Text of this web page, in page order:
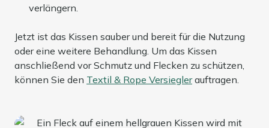
verlängern.
Jetzt ist das Kissen sauber und bereit für die Nutzung
oder eine weitere Behandlung. Um das Kissen
anschließend vor Schmutz und Flecken zu schützen,
können Sie den Textil & Rope Versieglerauftragen.